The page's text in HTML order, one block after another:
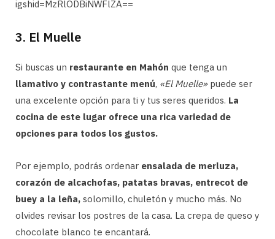
igshid=MzRlODBiNWFlZA==
3. El Muelle
Si buscas un restaurante en Mahón que tenga un
llamativo y contrastante menú, «El Muelle»puede ser
una excelente opción para ti y tus seres queridos. La
cocina de este lugar ofrece una rica variedad de
opciones para todos los gustos.
Por ejemplo, podrás ordenar ensalada de merluza,
corazón de alcachofas, patatas bravas, entrecot de
buey a la leña, solomillo, chuletón y mucho más. No
olvides revisar los postres de la casa. La crepa de queso y
chocolate blanco te encantará.